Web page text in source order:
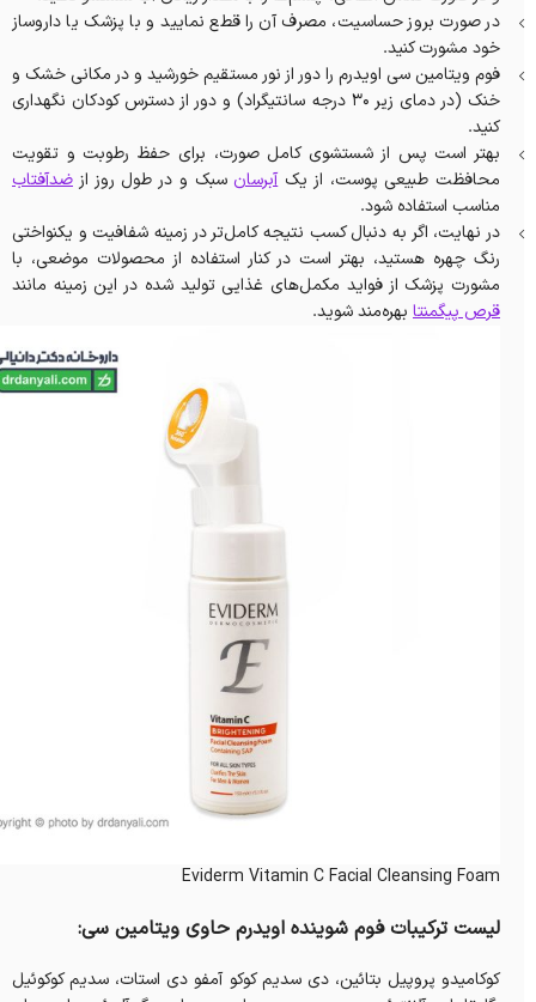
در صورت بروز حساسیت، مصرف آن را قطع نمایید و با پزشک یا داروساز
خود مشورت کنید.
فوم ویتامین سی اویدرم را دور از نور مستقیم خورشید و در مکانی خشک و
خنک (در دمای زیر 30 درجه سانتیگراد) و دور از دسترس کودکان نگهداری
کنید.
بهتر است پس از شستشوی کامل صورت، برای حفظ رطوبت و تقویت
محافظت طبیعی پوست، از یکآبرسان سبک و در طول روز از ضدآفتاب
مناسب استفاده شود.
در نهایت، اگر به‌ دنبال کسب نتیجه کامل‌تر در زمینه شفافیت و یکنواختی
رنگ چهره هستید، بهتر است در کنار استفاده از محصولات موضعی، با
مشورت پزشک از فواید مکمل‌های غذایی تولید شده در این زمینه مانند
قرص پیگمنتا بهره‌مند شوید.
Eviderm Vitamin C Facial Cleansing Foam
لیست ترکیبات فوم شوینده اویدرم حاوی ویتامین سی:
کوکامیدو پروپیل بتائین، دی سدیم کوکو آمفو دی استات، سدیم کوکوئیل